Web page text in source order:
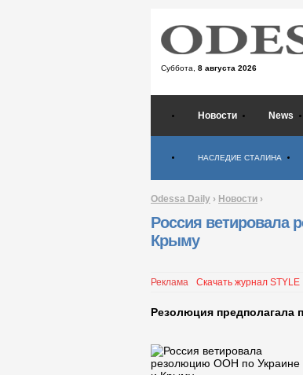
Суббота, 8 августа 2026
Новости News
НАСЛЕДИЕ СТАЛИНА
Odessa Daily › Новости ›
Россия ветировала
Крыму
Реклама Скачать журнал STYLE
Резолюция предполагала